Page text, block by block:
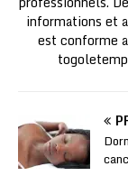
informations et
est conforme